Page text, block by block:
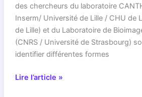
Plateformes
Web
des chercheurs du laboratoire
Inserm/ Université de Lille / CHU de
de Lille) et du Laboratoire de
(CNRS / Université de Strasbourg)
identifier différentes formes
Intelligence
Lire l’article »